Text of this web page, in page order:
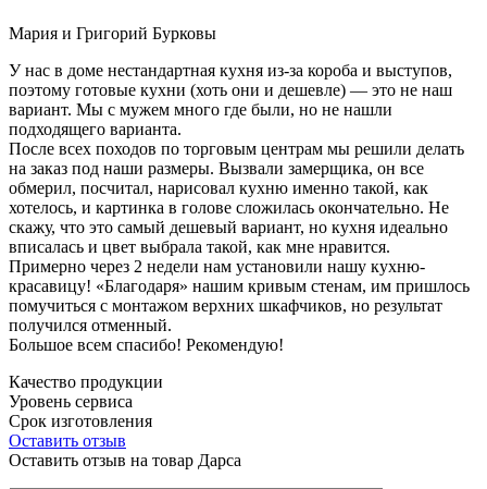
Мария и Григорий Бурковы
У нас в доме нестандартная кухня из-за короба и выступов,
поэтому готовые кухни (хоть они и дешевле) — это не наш
вариант. Мы с мужем много где были, но не нашли
подходящего варианта.
После всех походов по торговым центрам мы решили делать
на заказ под наши размеры. Вызвали замерщика, он все
обмерил, посчитал, нарисовал кухню именно такой, как
хотелось, и картинка в голове сложилась окончательно. Не
скажу, что это самый дешевый вариант, но кухня идеально
вписалась и цвет выбрала такой, как мне нравится.
Примерно через 2 недели нам установили нашу кухню-
красавицу! «Благодаря» нашим кривым стенам, им пришлось
помучиться с монтажом верхних шкафчиков, но результат
получился отменный.
Большое всем спасибо! Рекомендую!
Качество продукции
Уровень сервиса
Срок изготовления
Оставить отзыв
Оставить отзыв на товар Дарса